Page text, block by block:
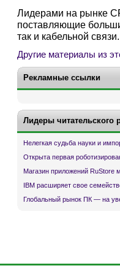
Лидерами на рынке
поставляющие
так и кабельной связи.
Другие материалы из
Рекламные ссылки
Лидеры читательского
Нелегкая судьба науки и
Открыта первая
Магазин приложений RuStore
IBM расширяет свое
Глобальный рынок ПК — на